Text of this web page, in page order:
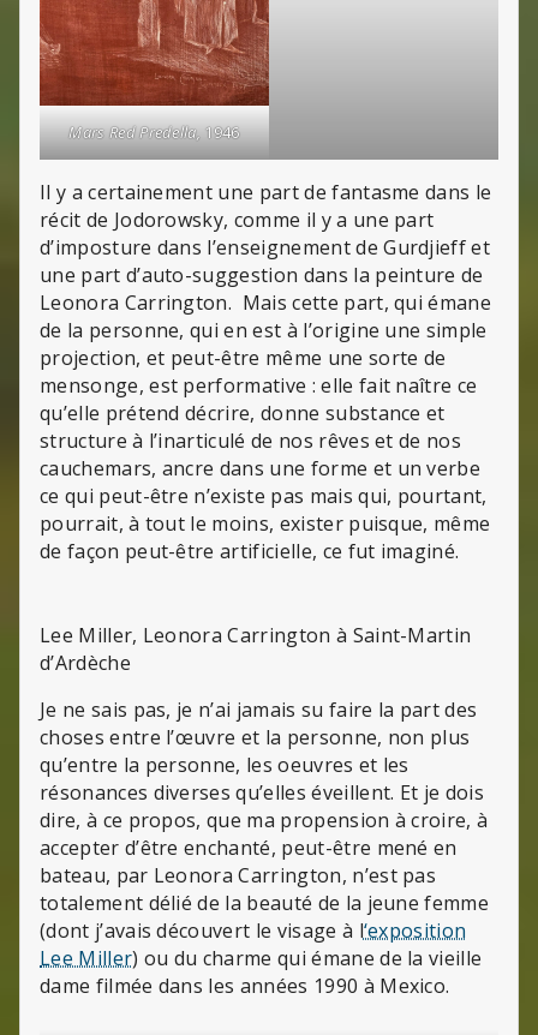
Mars Red Predella,1946
Il y a certainement une part de fantasme dans le
récit de Jodorowsky, comme il y a une part
d’imposture dans l’enseignement de Gurdjieff et
une part d’auto-suggestion dans la peinture de
Leonora Carrington. Mais cette part, qui émane
de la personne, qui en est à l’origine une simple
projection, et peut-être même une sorte de
mensonge, est performative : elle fait naître ce
qu’elle prétend décrire, donne substance et
structure à l’inarticulé de nos rêves et de nos
cauchemars, ancre dans une forme et un verbe
ce qui peut-être n’existe pas mais qui, pourtant,
pourrait, à tout le moins, exister puisque, même
de façon peut-être artificielle, ce fut imaginé.
Lee Miller, Leonora Carrington à Saint-Martin
d’Ardèche
Je ne sais pas, je n’ai jamais su faire la part des
choses entre l’œuvre et la personne, non plus
qu’entre la personne, les oeuvres et les
résonances diverses qu’elles éveillent. Et je dois
dire, à ce propos, que ma propension à croire, à
accepter d’être enchanté, peut-être mené en
bateau, par Leonora Carrington, n’est pas
totalement délié de la beauté de la jeune femme
(dont j’avais découvert le visage à l‘exposition
Lee Miller) ou du charme qui émane de la vieille
dame filmée dans les années 1990 à Mexico.